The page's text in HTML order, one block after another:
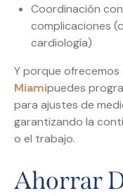
Coordinación
complicaciones
cardiología)
Y porque ofrecemos
Miamipuedes
para ajustes de
garantizando la
o el trabajo.
Ahorrar